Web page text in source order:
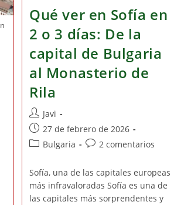
Finlandia
Qué ver en Sofía en
2 o 3 días: De la
capital de Bulgaria
al Monasterio de
Rila
Autor
de
la
entrada:
Javi
Publicación
de
27 de febrero de 2026
Categoría
la
entrada:
Bulgaria
Comentarios
la
entrada:
2 comentarios
Sofía, una de las capitales europeas
más infravaloradas Sofía es una de
las capitales más sorprendentes y